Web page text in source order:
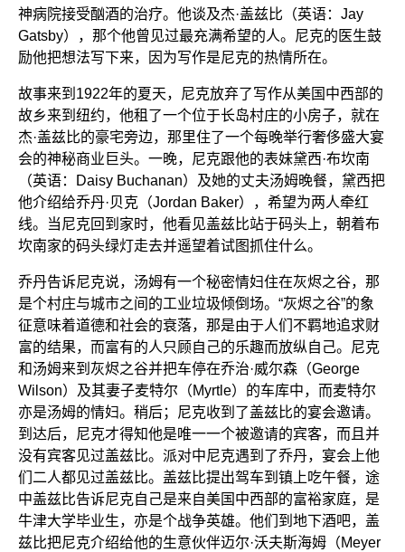
神病院接受酗酒的治疗。他谈及杰·盖兹比（英语：Jay
Gatsby），那个他曾见过最充满希望的人。尼克的医生鼓
励他把想法写下来，因为写作是尼克的热情所在。
故事来到1922年的夏天，尼克放弃了写作从美国中西部的
故乡来到纽约，他租了一个位于长岛村庄的小房子，就在
杰·盖兹比的豪宅旁边，那里住了一个每晚举行奢侈盛大宴
会的神秘商业巨头。一晚，尼克跟他的表妹黛西·布坎南
（英语：Daisy Buchanan）及她的丈夫汤姆晚餐，黛西把
他介绍给乔丹·贝克（Jordan Baker），希望为两人牵红
线。当尼克回到家时，他看见盖兹比站于码头上，朝着布
坎南家的码头绿灯走去并遥望着试图抓住什么。
乔丹告诉尼克说，汤姆有一个秘密情妇住在灰烬之谷，那
是个村庄与城市之间的工业垃圾倾倒场。“灰烬之谷”的象
征意味着道德和社会的衰落，那是由于人们不羁地追求财
富的结果，而富有的人只顾自己的乐趣而放纵自己。尼克
和汤姆来到灰烬之谷并把车停在乔治·威尔森（George
Wilson）及其妻子麦特尔（Myrtle）的车库中，而麦特尔
亦是汤姆的情妇。稍后；尼克收到了盖兹比的宴会邀请。
到达后，尼克才得知他是唯一一个被邀请的宾客，而且并
没有宾客见过盖兹比。派对中尼克遇到了乔丹，宴会上他
们二人都见过盖兹比。盖兹比提出驾车到镇上吃午餐，途
中盖兹比告诉尼克自己是来自美国中西部的富裕家庭，是
牛津大学毕业生，亦是个战争英雄。他们到地下酒吧，盖
兹比把尼克介绍给他的生意伙伴迈尔·沃夫斯海姆（Meyer